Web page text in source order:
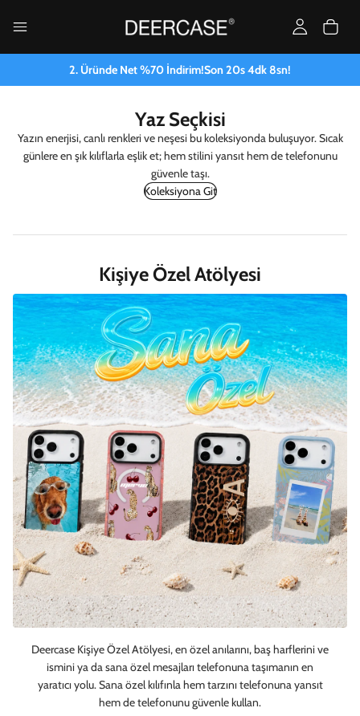
2. Üründe Net %70 İndirim!Son20s4dk6sn!
Yaz Seçkisi
Yazın enerjisi, canlı renkleri ve neşesi bu koleksiyonda buluşuyor. Sıcak
günlere en şık kılıflarla eşlik et; hem stilini yansıt hem de telefonunu
güvenle taşı.
Koleksiyona Git
Kişiye Özel Atölyesi
Deercase Kişiye Özel Atölyesi, en özel anılarını, baş harflerini ve
ismini ya da sana özel mesajları telefonuna taşımanın en
yaratıcı yolu. Sana özel kılıfınla hem tarzını telefonuna yansıt
hem de telefonunu güvenle kullan.